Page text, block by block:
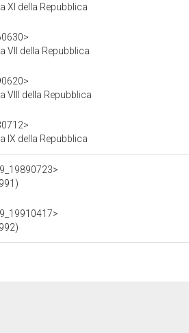
XI della Repubblica
VII della Repubblica
VIII della Repubblica
IX della Repubblica